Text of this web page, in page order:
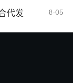
代发 8-05